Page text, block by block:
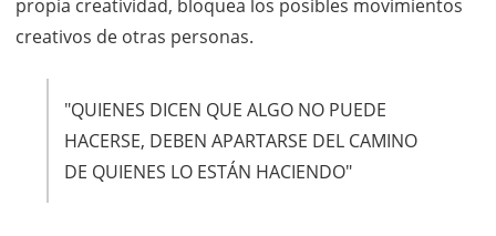
propia creatividad, bloquea los posibles movimientos
creativos de otras personas.
"QUIENES DICEN QUE ALGO NO PUEDE
HACERSE, DEBEN APARTARSE DEL CAMINO
DE QUIENES LO ESTÁN HACIENDO"